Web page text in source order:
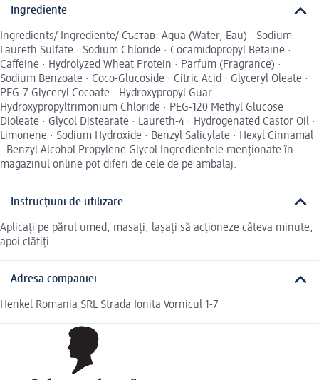
Ingrediente
Ingredients/ Ingrediente/ Състав: Aqua (Water, Eau) · Sodium
Laureth Sulfate · Sodium Chloride · Cocamidopropyl Betaine ·
Caffeine · Hydrolyzed Wheat Protein · Parfum (Fragrance) ·
Sodium Benzoate · Coco-Glucoside · Citric Acid · Glyceryl Oleate ·
PEG-7 Glyceryl Cocoate · Hydroxypropyl Guar
Hydroxypropyltrimonium Chloride · PEG-120 Methyl Glucose
Dioleate · Glycol Distearate · Laureth-4 · Hydrogenated Castor Oil ·
Limonene · Sodium Hydroxide · Benzyl Salicylate · Hexyl Cinnamal
· Benzyl Alcohol Propylene Glycol Ingredientele menționate în
magazinul online pot diferi de cele de pe ambalaj.
Instrucțiuni de utilizare
Aplicați pe părul umed, masați, lașați să acționeze câteva minute,
apoi clătiți.
Adresa companiei
Henkel Romania SRL Strada Ionita Vornicul 1-7